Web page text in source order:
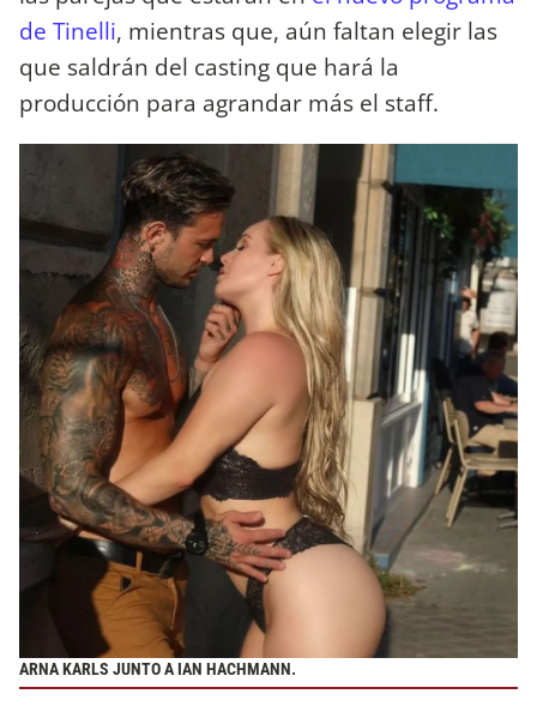
de Tinelli, mientras que, aún faltan elegir las
que saldrán del casting que hará la
producción para agrandar más el staff.
ARNA KARLS JUNTO A IAN HACHMANN.